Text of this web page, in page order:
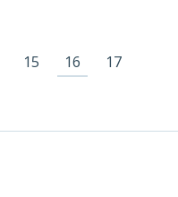
15 16
17